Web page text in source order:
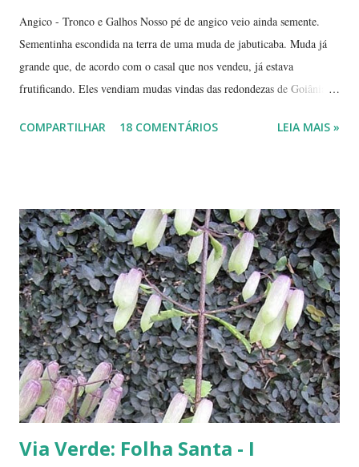
Angico - Tronco e Galhos Nosso pé de angico veio ainda semente.
Sementinha escondida na terra de uma muda de jabuticaba. Muda já
grande que, de acordo com o casal que nos vendeu, já estava
frutificando. Eles vendiam mudas vindas das redondezas de Goiânia.
plantado a jabuticabeira, com bastante cuidado, regando-a
'compridinha' - que nessas alturas já estava do tamanho da
jabuticabeira. Foi aí que soubemos que tínhamos um pé de angico.
Eles nos disseram que de onde tinham plantado as mudas havia muito
angiqueiro. Alguma sementinha viajou junto. Pensamos mudá-lo para
outro lugar. Mas ele foi ficando. Quanto mais crescia, mais difícil seria
deslocá-lo. Hoje ele continua lá, coladinho ao pé de jabuticaba,
fazendo sombra para ...
COMPARTILHAR 18 COMENTÁRIOS LEIA MAIS »
Via Verde: Folha Santa - I